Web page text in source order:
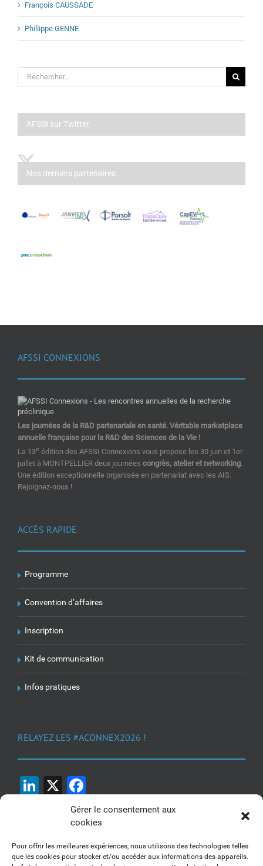
Gérer le consentement aux
cookies
Pour offrir les meilleures expériences, nous utilisons des technologies telles
que les cookies pour stocker et/ou accéder aux informations des appareils.
François CAUSSADE
Phillippe GENNE
Rechercher:
AFSSI sur Twitter
Nos derniers partenaires
AFSSI CONNEXIONS
Les journées de la R&D partenariale en santé. Véritable marketplace
annuelle française pour la R&D des Sciences de la Vie !
La 13e édition des AFSSI Connexions vous propose les 30 juin et 1er
juillet à MONTPELLIER deux journées congrès, atelier et networking.
Une édition exceptionnelle organisée en partenariat avec les AIS.
Rejoignez-nous !
ACCÈS RAPIDE
Programme
Convention d’affaires
Inscription
Kit de communication
Infos pratiques
RELAYEZ LES #ACONNEX2026 !
LinkedIn
X